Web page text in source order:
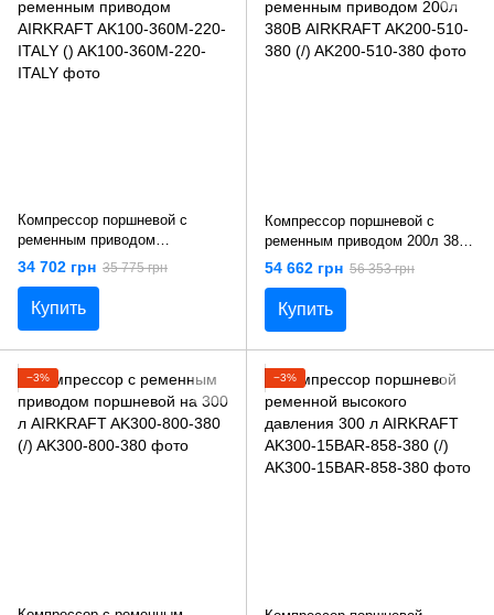
Компрессор поршневой с
ременным приводом
AIRKRAFT AK100-360M-220-
34 702 грн 35 775 грн
Купить
Компрессор поршневой с
ременным приводом 200л 380В
AIRKRAFT AK200-510-380 (/)
54 662 грн 56 353 грн
Купить
−3% −3%